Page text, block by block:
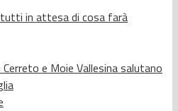
in attesa di cosa farà
e Moie Vallesina salutano